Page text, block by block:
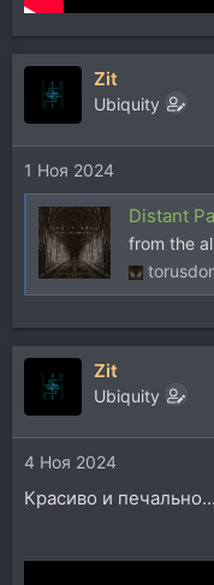
Zit
Ubiquity
1 Ноя 2024
Distant
from the
Zit
Ubiquity
4 Ноя 2024
Красиво и печально...